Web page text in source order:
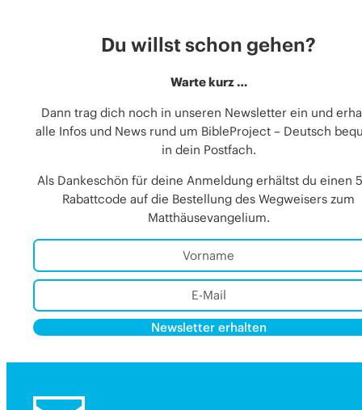
Du willst schon gehen?
Warte kurz …
Dann trag dich noch in unseren Newsletter ein und
alle Infos und News rund um BibleProject – Deutsch
in dein Postfach.
Als Dankeschön für deine Anmeldung erhältst du einen
Rabattcode auf die Bestellung des Wegweisers zum
Matthäusevangelium.
Newsletter erhalten